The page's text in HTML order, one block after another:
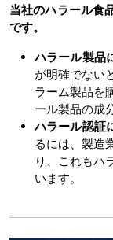
当社のハラール食
です。
ハラール製品
が明確でない
ラーム製品を
ール製品の成
ハラール認証
るには、製造
り、これもハ
います。